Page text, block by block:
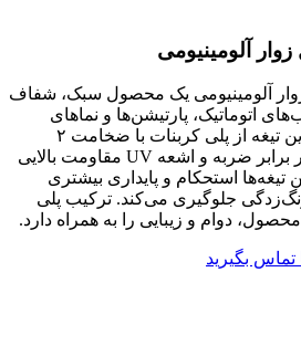
۲ میل با زوار آلومینیومی یک محصول سبک، شفاف
اتوماتیک، پارتیشن‌ها و نماهای
ساختمانی به کار می‌رود. این تیغه از پلی کربنات با ضخامت ۲
میلی‌متر ساخته شده که در برابر ضربه و اشعه UV مقاومت بالایی
تیغه‌ها استحکام و پایداری بیشتری
جلوگیری می‌کند. ترکیب پلی
دوام و زیبایی را به همراه دارد.
تماس بگیرید